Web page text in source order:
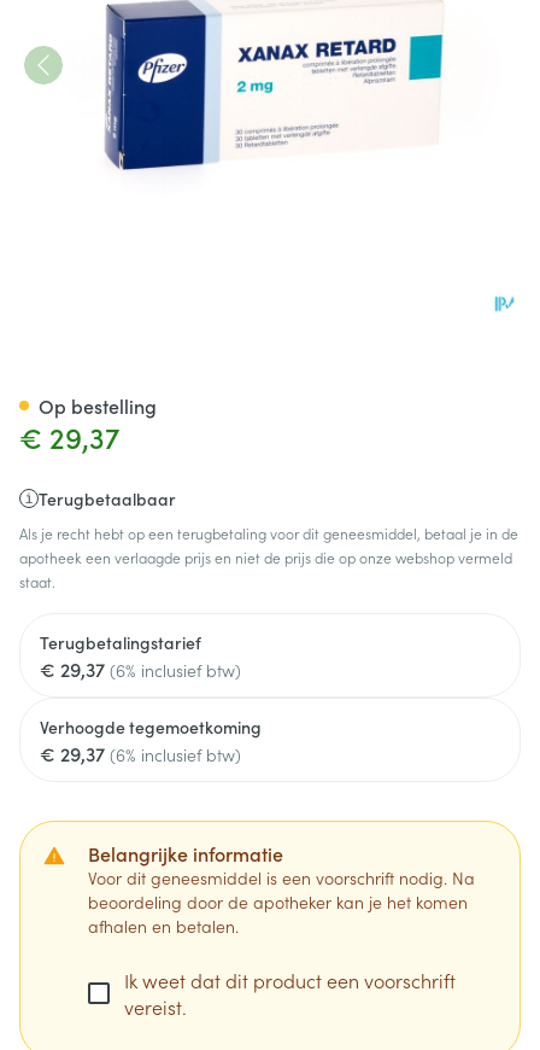
€ 29,37
Terugbetaalbaar
Als je recht hebt op een terugbetaling voor dit geneesmiddel, betaal je in de
apotheek een verlaagde prijs en niet de prijs die op onze webshop vermeld
staat.
Terugbetalingstarief
€ 29,37 (6% inclusief btw)
Verhoogde tegemoetkoming
€ 29,37 (6% inclusief btw)
Belangrijke informatie
Voor dit geneesmiddel is een voorschrift nodig. Na
beoordeling door de apotheker kan je het komen
afhalen en betalen.
Ik weet dat dit product een voorschrift
vereist.
Op bestelling